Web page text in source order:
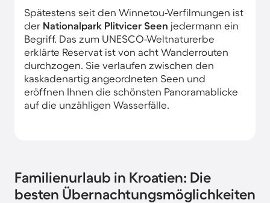
Spätestens seit den Winnetou-Verfilmungen ist
der Nationalpark Plitvicer Seen jedermann ein
Begriff. Das zum UNESCO-Weltnaturerbe
erklärte Reservat ist von acht Wanderrouten
durchzogen. Sie verlaufen zwischen den
kaskadenartig angeordneten Seen und
eröffnen Ihnen die schönsten Panoramablicke
auf die unzähligen Wasserfälle.
Familienurlaub in Kroatien: Die
besten Übernachtungsmöglichkeiten